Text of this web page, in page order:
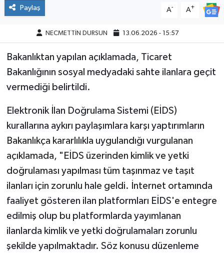
Paylaş A- A+
NECMETTİN DURSUN 13.06.2026 - 15:57
Bakanlıktan yapılan açıklamada, Ticaret
Bakanlığının sosyal medyadaki sahte ilanlara geçit
vermediği belirtildi.
Elektronik İlan Doğrulama Sistemi (EİDS)
kurallarına aykırı paylaşımlara karşı yaptırımların
Bakanlıkça kararlılıkla uygulandığı vurgulanan
açıklamada, "EİDS üzerinden kimlik ve yetki
doğrulaması yapılması tüm taşınmaz ve taşıt
ilanları için zorunlu hale geldi. İnternet ortamında
faaliyet gösteren ilan platformları EİDS'e entegre
edilmiş olup bu platformlarda yayımlanan
ilanlarda kimlik ve yetki doğrulamaları zorunlu
şekilde yapılmaktadır. Söz konusu düzenleme